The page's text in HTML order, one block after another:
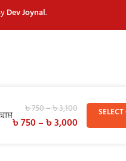
Dev Joynal.
আম ৳750–৳3,100
৳750–৳3,000